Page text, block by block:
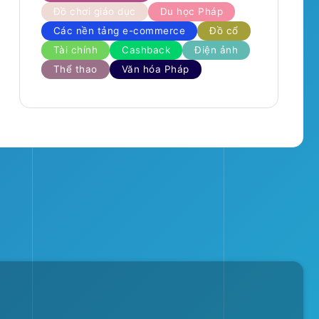
Đồ chơi giáo dục
Du học Pháp
Các nền tảng e-commerce
Đồ cổ
Tài chính
Cashback
Điện ảnh
Thể thao
Văn hóa Pháp